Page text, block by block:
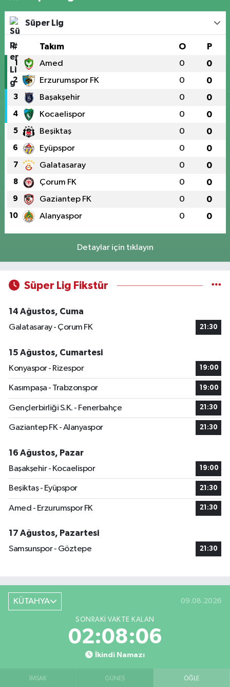
Süper Lig
# Takım O P
1 Amed 0 0
2 Erzurumspor FK 0 0
3 Başakşehir 0 0
4 Kocaelispor 0 0
5 Beşiktaş 0 0
6 Eyüpspor 0 0
7 Galatasaray 0 0
8 Çorum FK 0 0
9 Gaziantep FK 0 0
10 Alanyaspor 0 0
Detaylar için tıklayın
Süper Lig Fikstür
14 Ağustos, Cuma
Galatasaray - Çorum FK
21:30
15 Ağustos, Cumartesi
Konyaspor - Rizespor
19:00
Kasımpaşa - Trabzonspor 19:00
Gençlerbirliği S.K. - Fenerbahçe 21:30
Gaziantep FK - Alanyaspor 21:30
16 Ağustos, Pazar
Başakşehir - Kocaelispor
19:00
Beşiktaş - Eyüpspor 21:30
Amed - Erzurumspor FK 21:30
17 Ağustos, Pazartesi
Samsunspor - Göztepe
21:30
KÜTAHYA 09.08.2026
SONRAKI VAKTE KALAN
02:08:05
İkindi Namazı
İMSAK GÜNEŞ ÖĞLE